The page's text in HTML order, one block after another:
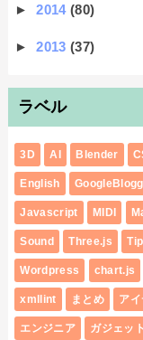
►2014(80)
►2013(37)
ラベル
3D AI Blender
English
Javascript MIDI
Sound Three.js
Wordpress chart.js
xmllint まとめ ア
エンジニア ガジェット